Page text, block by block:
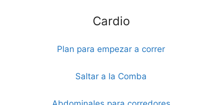
Cardio
Plan para empezar a correr
Saltar a la Comba